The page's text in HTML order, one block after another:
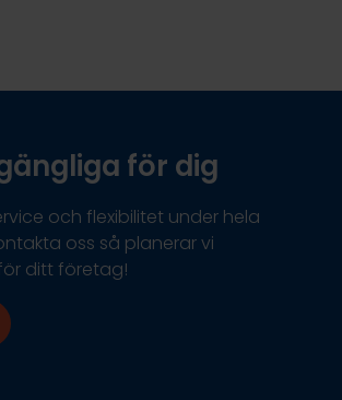
för dig
och flexibilitet under hela
oss så planerar vi
ditt företag!